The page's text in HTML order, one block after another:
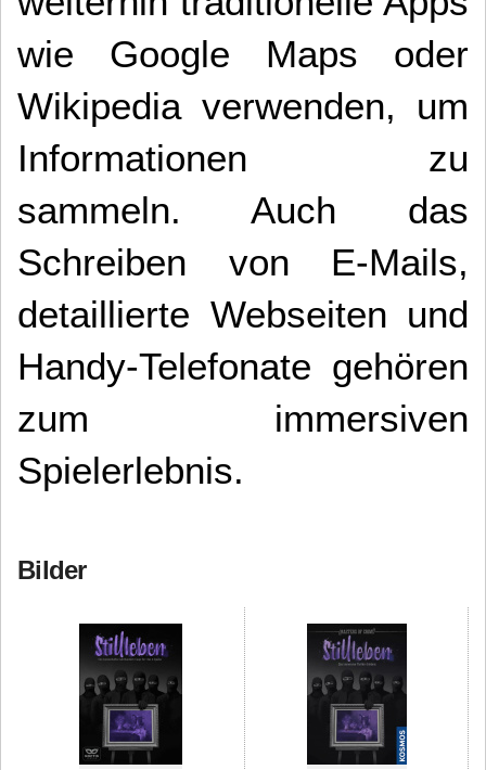
wie Google Maps oder
Wikipedia verwenden, um
Informationen zu
sammeln.
Auch das
Schreiben von E-Mails,
detaillierte Webseiten und
Handy-Telefonate gehören
zum immersiven
Spielerlebnis.
Bilder